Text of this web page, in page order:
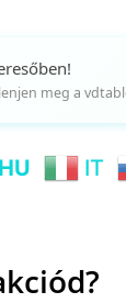
meg a
HU IT